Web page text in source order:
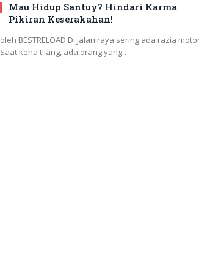
Mau Hidup Santuy? Hindari Karma
Pikiran Keserakahan!
oleh BESTRELOAD Di jalan raya sering ada razia motor.
Saat kena tilang, ada orang yang…